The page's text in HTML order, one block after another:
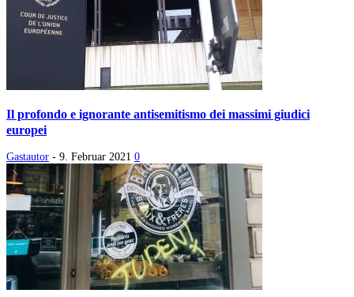
Il profondo e ignorante antisemitismo dei massimi giudici
europei
Gastautor - 9. Februar 2021 0